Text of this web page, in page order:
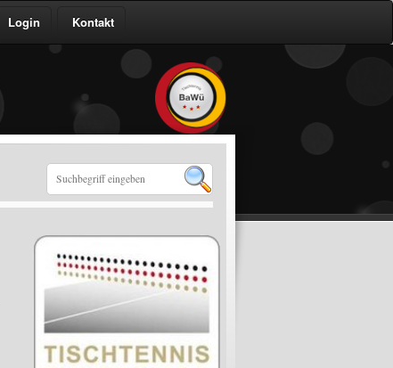
Login Kontakt